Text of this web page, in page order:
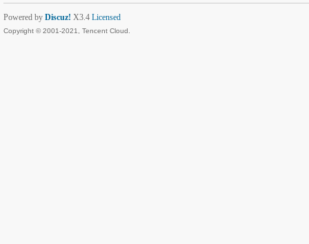
Powered by Discuz! X3.4 Licensed
Copyright © 2001-2021, Tencent Cloud.